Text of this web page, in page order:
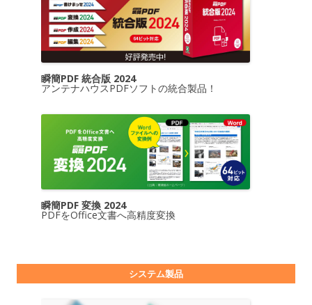
瞬簡PDF 統合版 2024
アンテナハウスPDFソフトの統合製品！
瞬簡PDF 変換 2024
PDFをOffice文書へ高精度変換
システム製品